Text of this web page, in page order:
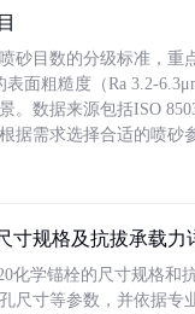
砂目数的分级标准，重
表面粗糙度（Ra 3.2-
。数据来源包括ISO
据需求选择合适的喷砂
寸规格及抗拔承载力
化学锚栓的尺寸规格和
尺寸等参数，并依据专